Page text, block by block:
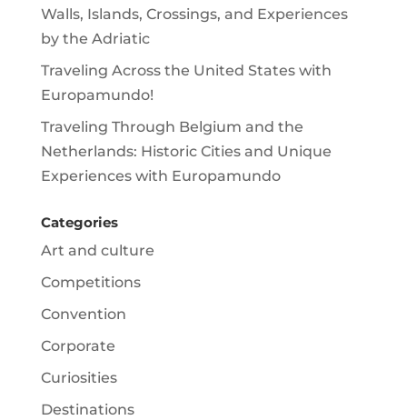
Walls, Islands, Crossings, and Experiences
by the Adriatic
Traveling Across the United States with
Europamundo!
Traveling Through Belgium and the
Netherlands: Historic Cities and Unique
Experiences with Europamundo
Categories
Art and culture
Competitions
Convention
Corporate
Curiosities
Destinations